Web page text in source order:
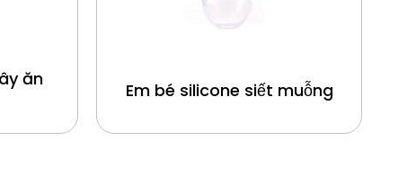
ăn
Em bé silicone siết muỗng